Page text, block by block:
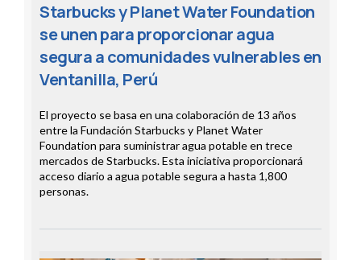
Starbucks y Planet Water Foundation
se unen para proporcionar agua
segura a comunidades vulnerables en
Ventanilla, Perú
El proyecto se basa en una colaboración de 13 años
entre la Fundación Starbucks y Planet Water
Foundation para suministrar agua potable en trece
mercados de Starbucks. Esta iniciativa proporcionará
acceso diario a agua potable segura a hasta 1,800
personas.